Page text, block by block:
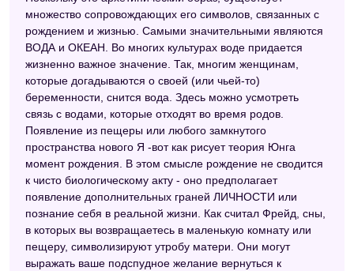
Сонник Роммеля
Ведический сонник
Модернистский сонник
Сонник Нины Гришиной
Сонник Шивананды
Сонник 2012
Современный сонник
Цыганский сонник
Новейший сонник
Дамский сонник
множество сопровождающих его символов, связанных с
рождением и жизнью. Самыми значительными являются
ВОДА и ОКЕАН. Во многих культурах воде придается
жизненно важное значение. Так, многим женщинам,
которые догадываются о своей (или чьей-то)
беременности, снится вода. Здесь можно усмотреть
связь с водами, которые отходят во время родов.
Появление из пещеры или любого замкнутого
пространства нового Я -вот как рисует теория Юнга
момент рождения. В этом смысле рождение не сводится
к чисто биологическому акту - оно предполагает
появление дополнительных граней ЛИЧНОСТИ или
познание себя в реальной жизни. Как считал Фрейд, сны,
в которых вы возвращаетесь в маленькую комнату или
пещеру, символизируют утробу матери. Они могут
выражать ваше подспудное желание вернуться к